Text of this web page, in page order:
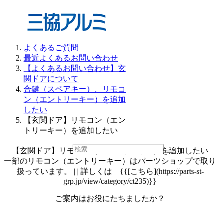
よくあるご質問
最近よくあるお問い合わせ
【よくあるお問い合わせ】玄
関ドアについて
合鍵（スペアキー）、リモコ
ン（エントリーキー）を追加
したい
【玄関ドア】リモコン（エン
トリーキー）を追加したい
【玄関ドア】リモコン（エントリーキー）を追加したい
一部のリモコン（エントリーキー）はパーツショップで取り
扱っています。 | | 詳しくは {{[こちら](https://parts-st-
grp.jp/view/category/ct235)}}
ご案内はお役にたちましたか？